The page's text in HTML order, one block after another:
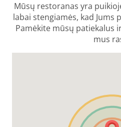
Mūsų restoranas yra
labai stengiamės, kad Jums
Pamėkite mūsų patiekalus
mus